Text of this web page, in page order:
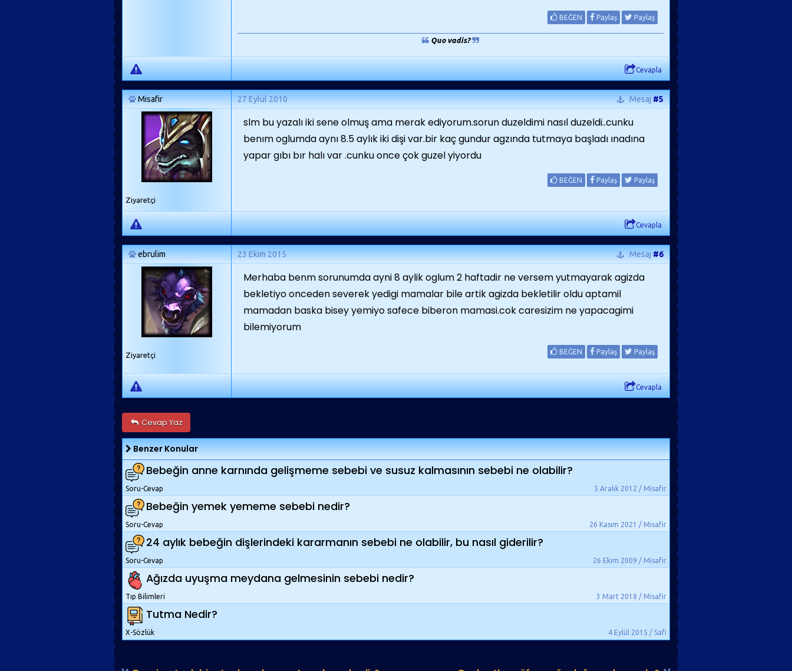
BEĞEN Paylaş Paylaş
Quo vadis?
Cevapla
Misafir 27 Eylül 2010 Mesaj#5
Ziyaretçi
slm bu yazalı iki sene olmuş ama merak ediyorum.sorun duzeldimi nasıl duzeldi..cunku
benım oglumda aynı 8.5 aylık iki dişi var.bir kaç gundur agzında tutmaya başladı ınadına
yapar gıbı bır halı var .cunku once çok guzel yiyordu
BEĞEN Paylaş Paylaş
Cevapla
ebrulim 23 Ekim 2015 Mesaj#6
Ziyaretçi
Merhaba benm sorunumda ayni 8 aylik oglum 2 haftadir ne versem yutmayarak agizda
bekletiyo onceden severek yedigi mamalar bile artik agizda bekletilir oldu aptamil
mamadan baska bisey yemiyo safece biberon mamasi.cok caresizim ne yapacagimi
bilemiyorum
BEĞEN Paylaş Paylaş
Cevapla
Cevap Yaz
Benzer Konular
Bebeğin anne karnında gelişmeme sebebi ve susuz kalmasının sebebi ne olabilir?
5 Aralık 2012 / Misafir
Soru-Cevap
Bebeğin yemek yememe sebebi nedir?
26 Kasım 2021 / Misafir
Soru-Cevap
24 aylık bebeğin dişlerindeki kararmanın sebebi ne olabilir, bu nasıl giderilir?
26 Ekim 2009 / Misafir
Soru-Cevap
Ağızda uyuşma meydana gelmesinin sebebi nedir?
3 Mart 2018 / Misafir
Tıp Bilimleri
Tutma Nedir?
4 Eylül 2015 / Safi
X-Sözlük